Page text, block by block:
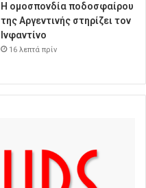
Η ομοσπονδία ποδοσφαίρου
της Αργεντινής στηρίζει τον
Ινφαντίνο
16 λεπτά πρίν